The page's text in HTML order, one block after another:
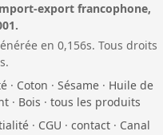
export francophone,
en 0,156s. Tous droits
· Coton · Sésame · Huile de
· Bois · tous les produits
· CGU · contact · Canal